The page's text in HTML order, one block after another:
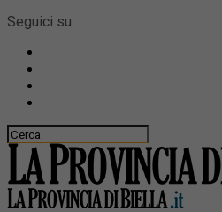
Seguici su